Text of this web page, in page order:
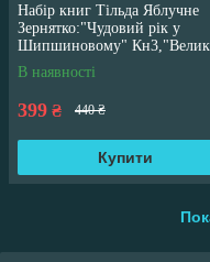
Набір книг Тільда Яблучне
Зернятко:"Чудовий рік у
Шипшиновому"
переполох" Кн 4
В наявності
399 ₴ 440 ₴
Купити